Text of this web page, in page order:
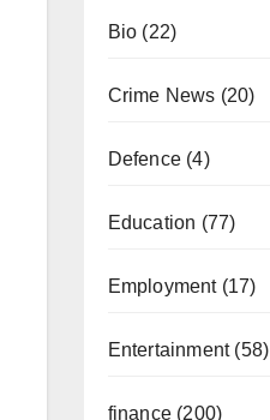
Bio (22)
Crime News (20)
Defence(4)
Education (77)
Employment(17)
Entertainment(58)
finance(200)